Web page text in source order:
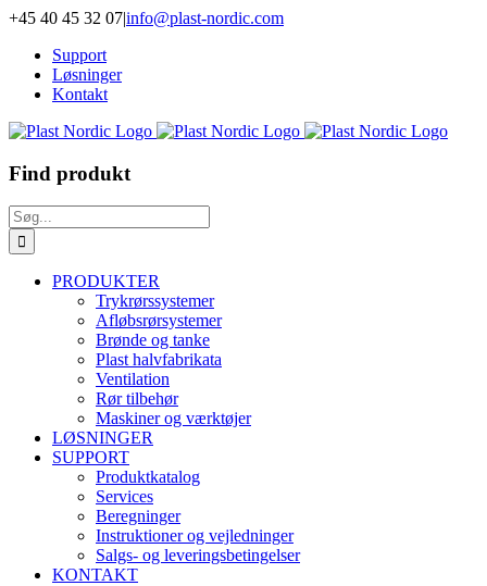
Skip
content
+45 40 45 32 07|info@plast-nordic.com
Support
Løsninger
Kontakt
Find produkt
Søg
efter:
PRODUKTER
Trykrørssystemer
Afløbsrørsystemer
Brønde og tanke
Plast halvfabrikata
Ventilation
Rør tilbehør
Maskiner og værktøjer
LØSNINGER
SUPPORT
Produktkatalog
Services
Beregninger
Instruktioner og vejledninger
Salgs- og leveringsbetingelser
KONTAKT